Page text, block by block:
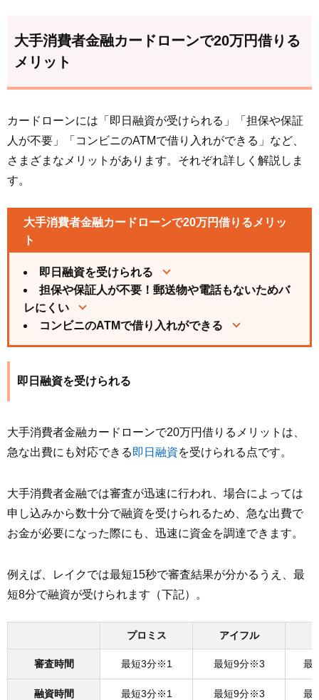
大手消費者金融カードローンで20万円借りる
メリット
カードローンには「即日融資が受けられる」「担保や保証
人が不要」「コンビニのATMで借り入れができる」など、
さまざまなメリットがあります。それぞれ詳しく解説しま
す。
大手消費者金融カードローンで20万円借りるメリッ
ト
即日融資を受けられる
担保や保証人が不要！郵送物や電話もないためバ
レにくい
コンビニのATMで借り入れができる
即日融資を受けられる
大手消費者金融カードローンで20万円借りるメリットは、
急な出費にも対応できる 即日融資を受けられる点です。
大手消費者金融では審査が迅速に行われ、場合によっては
申し込みから数十分で融資を受けられるため、急な出費で
お金が必要になった際にも、迅速に資金を調達できます。
例えば、レイクでは最短15秒で審査結果が分かるうえ、最
短8分で融資が受けられます（下記）。
プロミス アイフル
審査時間 最短3分※1 最短9分※3 最
融資時間 最短3分※1 最短9分※3 最